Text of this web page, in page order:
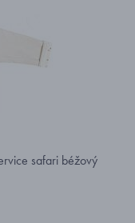
safari béžový